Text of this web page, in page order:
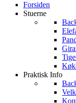
Forsiden
Stuerne
Praktisk Info